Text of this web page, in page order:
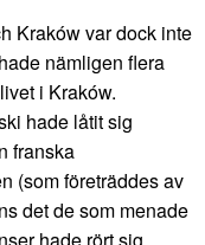
Kraków var dock inte
nämligen flera
i Kraków.
hade låtit sig
franska
(som företräddes av
det de som menade